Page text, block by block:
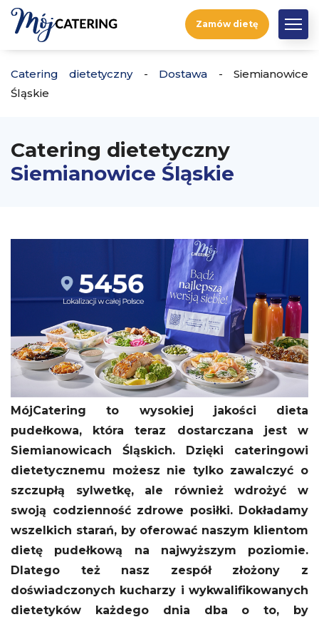
Zamów dietę
Catering dietetyczny- Dostawa -Siemianowice
Śląskie
Catering dietetyczny
Siemianowice Śląskie
MójCatering to wysokiej jakości dieta
pudełkowa, która teraz dostarczana jest w
Siemianowicach Śląskich. Dzięki cateringowi
dietetycznemu możesz nie tylko zawalczyć o
szczupłą sylwetkę, ale również wdrożyć w
swoją codzienność zdrowe posiłki. Dokładamy
wszelkich starań, by oferować naszym klientom
dietę pudełkową na najwyższym poziomie.
Dlatego też nasz zespół złożony z
doświadczonych kucharzy i wykwalifikowanych
dietetyków każdego dnia dba o to, by